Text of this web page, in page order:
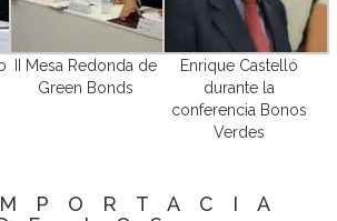
II Mesa Redonda de
Green Bonds
Enrique Castelló
durante la
conferencia Bonos
Verdes